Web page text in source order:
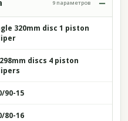
9 параметров
320mm disc 1 piston
discs 4 piston
90-15
80-16